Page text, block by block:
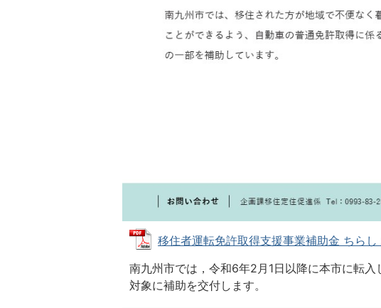
移住者運転免許取得支援事業補助金 ちら
南九州市では，令和6年2月1日以降に本市に転
対象に補助を交付します。